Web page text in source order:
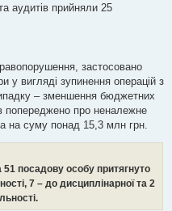
аудитів прийняли 25
застосовано
у вигляді зупинення операцій з
‒ зменшення бюджетних
попереджено про неналежне
на суму понад 15,3 млн грн.
посадову особу притягнуто
7 – до дисциплінарної та 2